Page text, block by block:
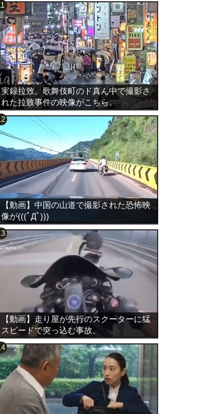
実録拉致。歌舞伎町のド真ん中で撮影さ
れた拉致事件の映像がこちら。
【動画】中国の山道で撮影された恐怖映
像が(((ﾟДﾟ)))
【動画】走り屋が先行のスクーターに猛
スピードで突っ込む事故。